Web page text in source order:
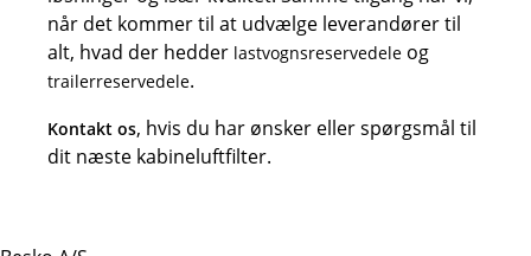
når det kommer til at udvælge leverandører til
alt, hvad der hedder lastvognsreservedele og
trailerreservedele.
Kontakt os, hvis du har ønsker eller spørgsmål til
dit næste kabineluftfilter.